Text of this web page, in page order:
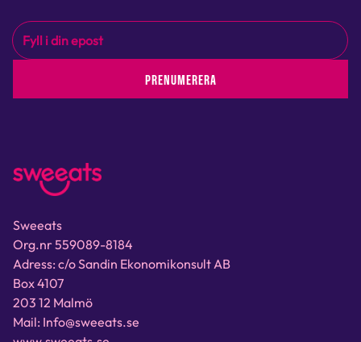
PRENUMERERA
Sweeats
Org.nr 559089-8184
Adress: c/o Sandin Ekonomikonsult AB
Box 4107
203 12 Malmö
Mail: Info@sweeats.se